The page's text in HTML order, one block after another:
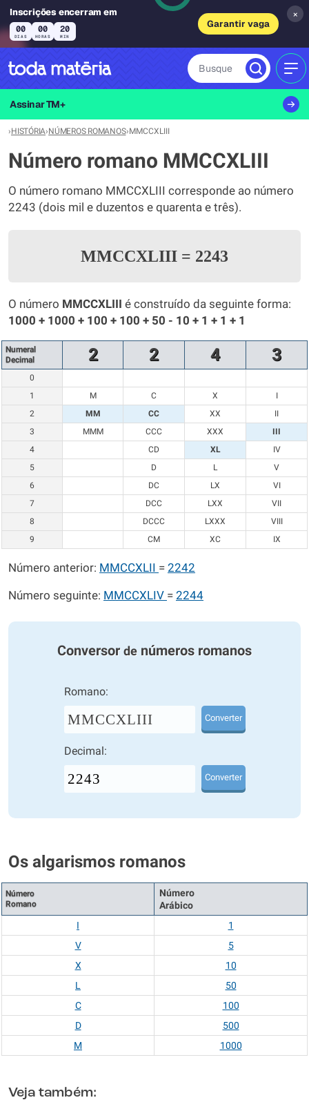
Inscrições encerram em
00
DIAS
00
HORAS
20
MIN
Garantir vaga
×
Busque
Assinar TM+
›HISTÓRIA›NÚMEROS ROMANOS›MMCCXLIII
Número romano MMCCXLIII
O número romano MMCCXLIII corresponde ao número
2243 (dois mil e duzentos e quarenta e três).
MMCCXLIII = 2243
O número MMCCXLIII é construído da seguinte forma:
1000 + 1000 + 100 + 100 + 50 - 10 + 1 + 1 + 1
Numeral
Decimal
2 2 4 3
0
1
M C X
I
2
MM CC XX
II
3
MMM CCC XXX
III
4
CD XL
IV
5
D L
V
6
DC LX
VI
7
DCC LXX
VII
8
DCCC LXXX
VIII
9
CM XC IX
Número anterior: MMCCXLII = 2242
Número seguinte: MMCCXLIV = 2244
Conversor de números romanos
Romano:
MMCCXLIII Converter
Decimal:
Converter
Os algarismos romanos
Número
Romano
Número
Arábico
I
1
V
5
X
10
L
50
C
100
D
500
M
1000
Veja também: